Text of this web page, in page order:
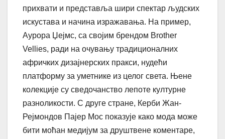
прихвати и представља шири спектар људских
искустава и начина изражавања. На пример,
Аурора Џејмс, са својим брендом Brother
Vellies, ради на очувању традиционалних
афричких дизајнерских пракси, нудећи
платформу за уметнике из целог света. Њене
колекције су сведочанство лепоте културне
разноликости. С друге стране, Керби Жан-
Рејмондов Пајер Мос показује како мода може
бити моћан медијум за друштвене коментаре,